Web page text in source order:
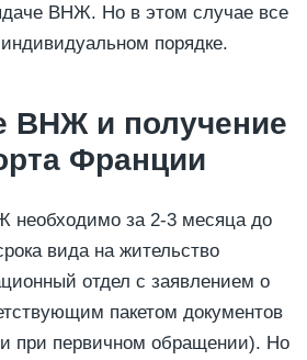
ВНЖ. Но в этом случае все
порядке.
ВНЖ и получение
Франции
необходимо за 2-3 месяца до
вида на жительство
отдел с заявлением о
пакетом документов
при первичном обращении). Но